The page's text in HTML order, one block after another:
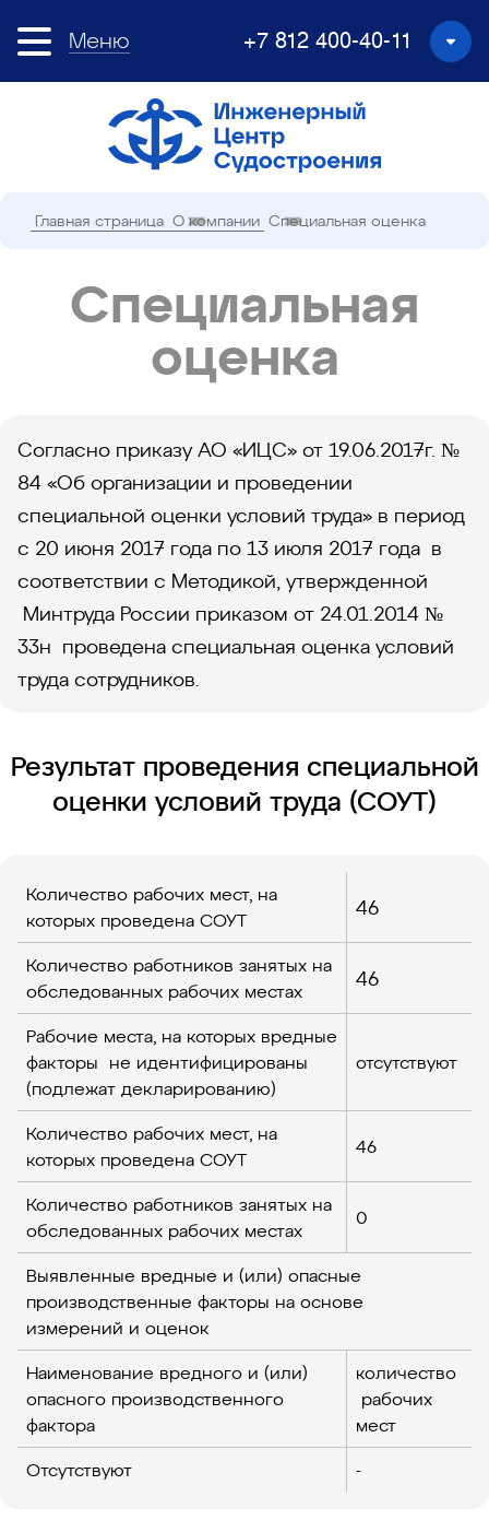
Меню +7 812 400-40-11
Главная страница О компании Специальная оценка
Специальная
оценка
Согласно приказу АО «ИЦС» от 19.06.2017г. №
84 «Об организации и проведении
специальной оценки условий труда» в период
с 20 июня 2017 года по 13 июля 2017 года в
соответствии с Методикой, утвержденной
Минтруда России приказом от 24.01.2014 №
33н проведена специальная оценка условий
труда сотрудников.
Результат проведения специальной
оценки условий труда (СОУТ)
Количество рабочих мест, на
которых проведена СОУТ
46
Количество работников занятых на
обследованных рабочих местах
46
Рабочие места, на которых вредные
факторы не идентифицированы
(подлежат декларированию)
отсутствуют
Количество рабочих мест, на
которых проведена СОУТ
46
Количество работников занятых на
обследованных рабочих местах
0
Выявленные вредные и (или) опасные
производственные факторы на основе
измерений и оценок
Наименование вредного и (или)
опасного производственного
фактора
количество
рабочих
мест
Отсутствуют
-